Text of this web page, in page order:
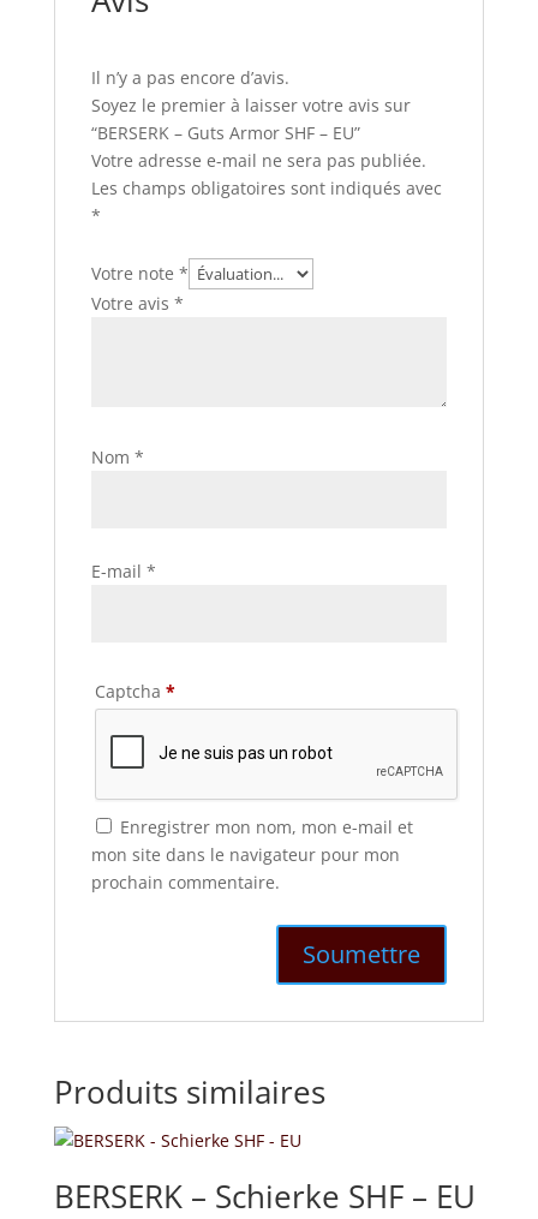
Il n’y a pas encore d’avis.
Soyez le premier à laisser votre avis sur
“BERSERK – Guts Armor SHF – EU”
Votre adresse e-mail ne sera pas publiée.
Les champs obligatoires sont indiqués avec
*
Votre note *
Votre avis *
Nom *
E-mail *
Captcha *
Enregistrer mon nom, mon e-mail et
mon site dans le navigateur pour mon
prochain commentaire.
Produits similaires
BERSERK – Schierke SHF – EU